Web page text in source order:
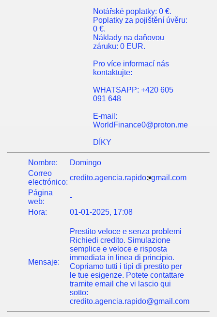
Notářské poplatky: 0 €.
Poplatky za pojištění úvěru:
0 €.
Náklady na daňovou
záruku: 0 EUR.
Pro více informací nás
kontaktujte:
WHATSAPP: +420 605
091 648
E-mail:
WorldFinance0@proton.me
DÍKY
Nombre:
Domingo
Correo
electrónico:
credito.agencia.rapido
gmail.com
Página
web:
-
Hora:
01-01-2025, 17:08
Mensaje:
Prestito veloce e senza problemi
Richiedi credito. Simulazione
semplice e veloce e risposta
immediata in linea di principio.
Copriamo tutti i tipi di prestito per
le tue esigenze. Potete contattare
tramite email che vi lascio qui
sotto:
credito.agencia.rapido@gmail.com